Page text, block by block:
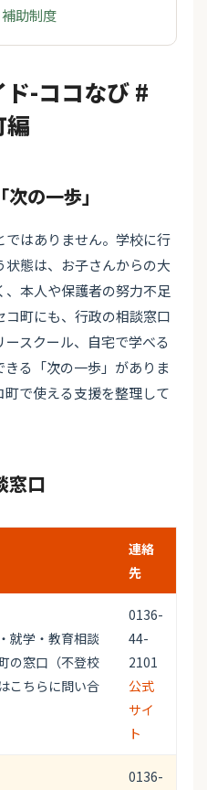
助制度
-ココなび #
編
の一歩」
はありません。学校に行
態は、お子さんからの大
本人や保護者の努力不足
町にも、行政の相談窓口
スクール、自宅で学べる
る「次の一歩」がありま
で使える支援を整理して
窓口
連絡
先
就学・教育相談
の窓口（不登校
こちらに問い合
0136-
44-
2101
公式
サイ
ト
0136-